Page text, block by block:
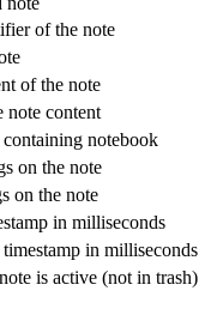
of the note
of the note
note content
notebook
on the note
on the note
in milliseconds
in milliseconds
is active (not in trash)